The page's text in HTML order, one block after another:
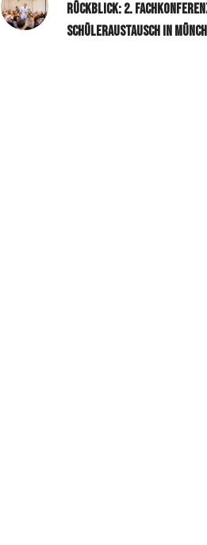
Rückblick: 2.
Schüleraustausch in